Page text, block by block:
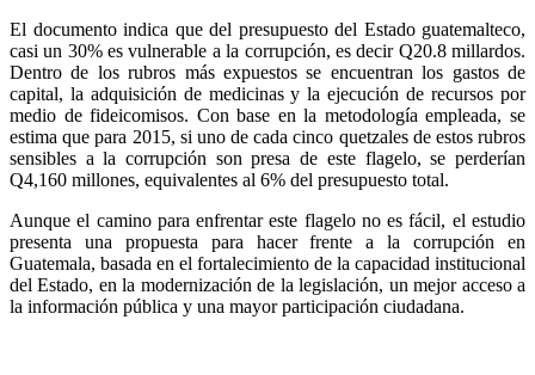
El documento indica que del presupuesto del Estado guatemalteco,
casi un 30% es vulnerable a la corrupción, es decir Q20.8 millardos.
Dentro de los rubros más expuestos se encuentran los gastos de
capital, la adquisición de medicinas y la ejecución de recursos por
medio de fideicomisos. Con base en la metodología empleada, se
estima que para 2015, si uno de cada cinco quetzales de estos rubros
sensibles a la corrupción son presa de este flagelo, se perderían
Q4,160 millones, equivalentes al 6% del presupuesto total.
Aunque el camino para enfrentar este flagelo no es fácil, el estudio
presenta una propuesta para hacer frente a la corrupción en
Guatemala, basada en el fortalecimiento de la capacidad institucional
del Estado, en la modernización de la legislación, un mejor acceso a
la información pública y una mayor participación ciudadana.